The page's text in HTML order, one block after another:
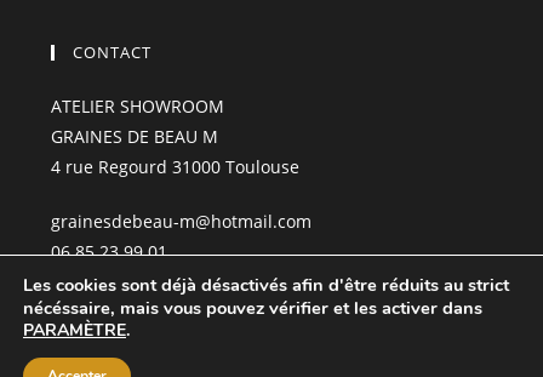
CONTACT
ATELIER SHOWROOM
GRAINES DE BEAU M
4 rue Regourd 31000 Toulouse
grainesdebeau-m@hotmail.com
06.85.23.99.01
Les cookies sont déjà désactivés afin d'être réduits au strict
nécéssaire, mais vous pouvez vérifier et les activer dans
PARAMÈTRE.